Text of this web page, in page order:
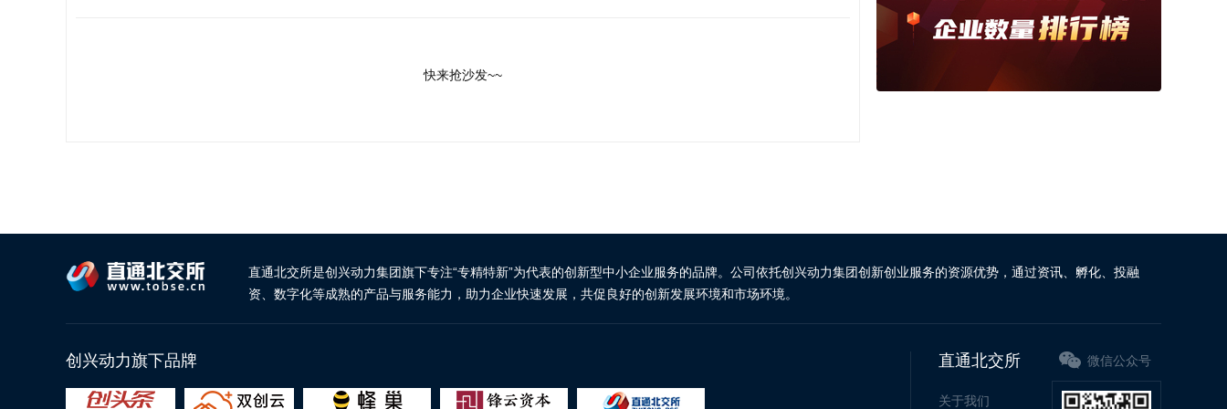
快来抢沙发~~
直通北交所是创兴动力集团旗下专注“专精特新”为代表的创新型中小企业服务的品牌。公司依托创兴动力集团创新创业服务的资源优势，通过资讯、孵化、投融
资、数字化等成熟的产品与服务能力，助力企业快速发展，共促良好的创新发展环境和市场环境。
创兴动力旗下品牌 直通北交所
关于我们
微信公众号